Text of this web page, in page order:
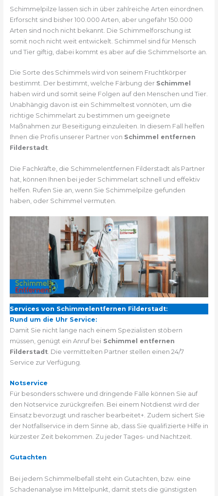
Schimmelpilze lassen sich in über zahlreiche Arten einordnen.
Erforscht sind bisher 100.000 Arten, aber ungefähr 150.000
Arten sind noch nicht bekannt. Die Schimmelforschung ist
somit noch nicht weit entwickelt. Schimmel sind für Mensch
und Tier giftig, dabei kommt es aber auf die Schimmelsorte an.
Die Sorte des Schimmels wird von seinem Fruchtkörper
bestimmt. Der bestimmt, welche Färbung der Schimmel
haben wird und somit seine Folgen auf den Menschen und Tier.
Unabhängig davon ist ein Schimmeltest vonnöten, um die
richtige Schimmelart zu bestimmen um geeignete
Maßnahmen zur Beseitigung einzuleiten. In diesem Fall helfen
Ihnen die Profis unserer Partner von Schimmel entfernen
Filderstadt.
Die Fachkräfte, die Schimmelentfernen Filderstadt als Partner
hat, können Ihnen bei jeder Schimmelart schnell und effektiv
helfen. Rufen Sie an, wenn Sie Schimmelpilze gefunden
haben, oder Schimmel vermuten.
Services von Schimmelentfernen Filderstadt:
Rund um die Uhr Service:
Damit Sie nicht lange nach einem Spezialisten stöbern
müssen, genügt ein Anruf bei Schimmel entfernen
Filderstadt. Die vermittelten Partner stellen einen 24/7
Service zur Verfügung.
Notservice
Für besonders schwere und dringende Fälle können Sie auf
den Notservice zurückgreifen. Bei einem Notdienst wird der
Einsatz bevorzugt und rascher bearbeitet+. Zudem sichert Sie
der Notfallservice in dem Sinne ab, dass Sie qualifizierte Hilfe in
kürzester Zeit bekommen. Zu jeder Tages- und Nachtzeit.
Gutachten
Bei jedem Schimmelbefall steht ein Gutachten, bzw. eine
Schadenanalyse im Mittelpunkt, damit stets die günstigsten